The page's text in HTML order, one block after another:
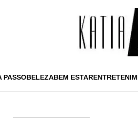
PASSOBELEZABEM ESTAR